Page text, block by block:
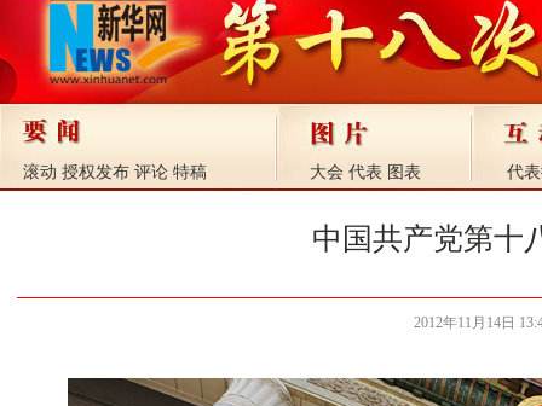
滚动 授权发布 评论 特稿 大会 代表 图表 代
中国共产党第十
2012年11月14日